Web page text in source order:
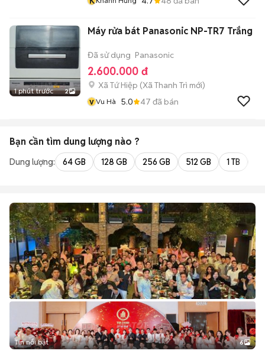
1 phút trước 2
Máy rửa bát Panasonic NP-TR7 Trắng
Đã sử dụng Panasonic
2.600.000 đ
Xã Tứ Hiệp (Xã Thanh Trì mới)
v Vu Hà 5.0 47 đã bán
Bạn cần tìm dung lượng nào ?
Dung lượng: 64 GB 128 GB 256 GB 512 GB 1 TB
+2
Tin nổi bật 6